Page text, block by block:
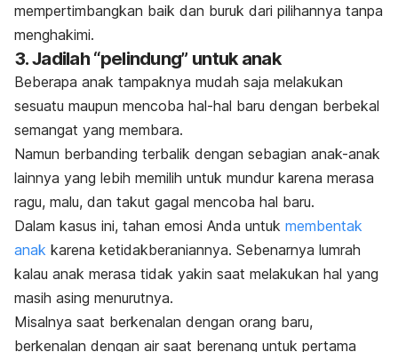
mempertimbangkan baik dan buruk dari pilihannya tanpa
menghakimi.
3. Jadilah “pelindung” untuk anak
Beberapa anak tampaknya mudah saja melakukan
sesuatu maupun mencoba hal-hal baru dengan berbekal
semangat yang membara.
Namun berbanding terbalik dengan sebagian anak-anak
lainnya yang lebih memilih untuk mundur karena merasa
ragu, malu, dan takut gagal mencoba hal baru.
Dalam kasus ini, tahan emosi Anda untuk membentak
anak karena ketidakberaniannya. Sebenarnya lumrah
kalau anak merasa tidak yakin saat melakukan hal yang
masih asing menurutnya.
Misalnya saat berkenalan dengan orang baru,
berkenalan dengan air saat berenang untuk pertama